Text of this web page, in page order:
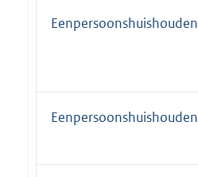
Eenpersoonshuishouden
Eenpersoonshuishouden